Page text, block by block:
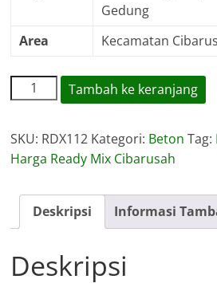
Gedung
Area
Kecamatan
Kuantitas
Harga
Mix
Cibarusah
Tambah ke keranjang
SKU: RDX112 Kategori: Beton Tag:
Harga Ready Mix Cibarusah
Deskripsi Informasi
Deskripsi